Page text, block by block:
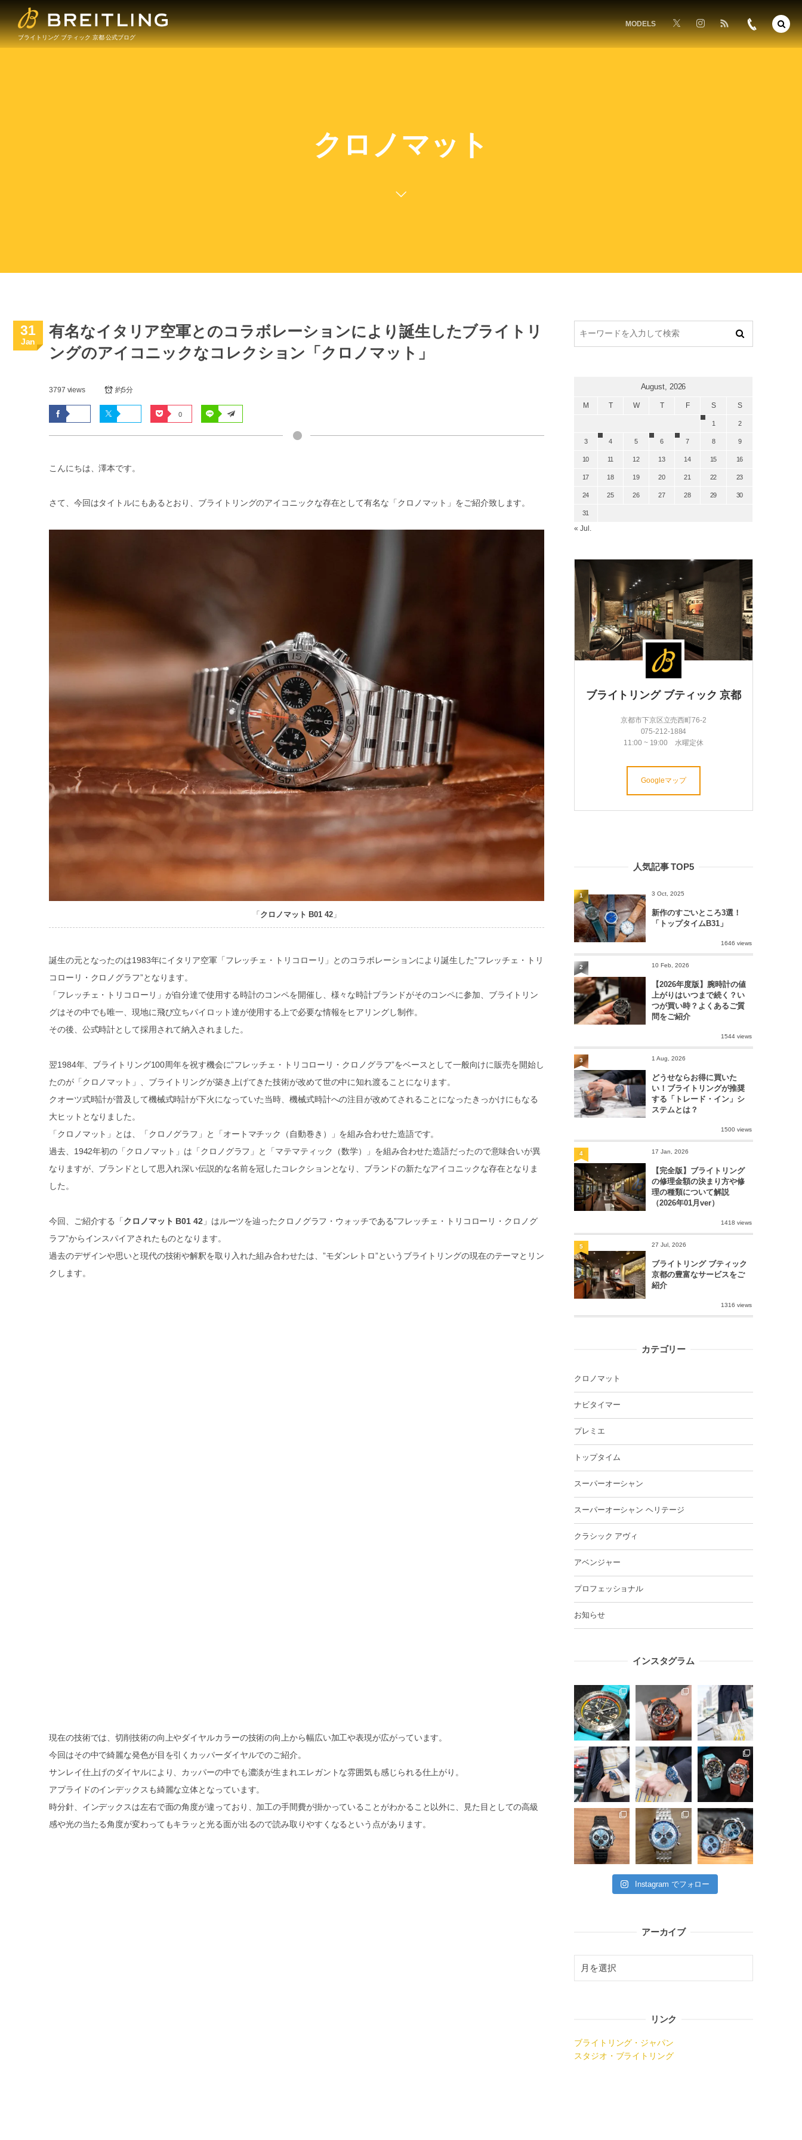
ブライトリング ブティック 京都 公式ブログ
MODELS
クロノマット
31
Jan
有名なイタリア空軍とのコラボレーションにより誕生したブライトリ
ングのアイコニックなコレクション「クロノマット」
3797 views 約5分
0
こんにちは、澤本です。
さて、今回はタイトルにもあるとおり、ブライトリングのアイコニックな存在として有名な「クロノマット」をご紹介致します。
「 クロノマット B01 42」
誕生の元となったのは1983年にイタリア空軍「フレッチェ・トリコローリ」とのコラボレーションにより誕生した”フレッチェ・トリ
コローリ・クロノグラフ”となります。
「フレッチェ・トリコローリ」が自分達で使用する時計のコンペを開催し、様々な時計ブランドがそのコンペに参加、ブライトリン
グはその中でも唯一、現地に飛び立ちパイロット達が使用する上で必要な情報をヒアリングし制作。
その後、公式時計として採用されて納入されました。
翌1984年、ブライトリング100周年を祝す機会に”フレッチェ・トリコローリ・クロノグラフ”をベースとして一般向けに販売を開始し
たのが「クロノマット」、ブライトリングが築き上げてきた技術が改めて世の中に知れ渡ることになります。
クオーツ式時計が普及して機械式時計が下火になっていた当時、機械式時計への注目が改めてされることになったきっかけにもなる
大ヒットとなりました。
「クロノマット」とは、「クロノグラフ」と「オートマチック（自動巻き）」を組み合わせた造語です。
過去、1942年初の「クロノマット」は「クロノグラフ」と「マテマティック（数学）」を組み合わせた造語だったので意味合いが異
なりますが、ブランドとして思入れ深い伝説的な名前を冠したコレクションとなり、ブランドの新たなアイコニックな存在となりま
した。
今回、ご紹介する「クロノマット B01 42」はルーツを辿ったクロノグラフ・ウォッチである”フレッチェ・トリコローリ・クロノグ
ラフ”からインスパイアされたものとなります。
過去のデザインや思いと現代の技術や解釈を取り入れた組み合わせたは、”モダンレトロ”というブライトリングの現在のテーマとリン
クします。
現在の技術では、切削技術の向上やダイヤルカラーの技術の向上から幅広い加工や表現が広がっています。
今回はその中で綺麗な発色が目を引くカッパーダイヤルでのご紹介。
サンレイ仕上げのダイヤルにより、カッパーの中でも濃淡が生まれエレガントな雰囲気も感じられる仕上がり。
アプライドのインデックスも綺麗な立体となっています。
時分針、インデックスは左右で面の角度が違っており、加工の手間費が掛かっていることがわかること以外に、見た目としての高級
感や光の当たる角度が変わってもキラッと光る面が出るので読み取りやすくなるという点があります。
August, 2026
M T W T F S S
1 2
3 4 5 6 7 8 9
10 11 12 13 14 15 16
17 18 19 20 21 22 23
24 25 26 27 28 29 30
31
« Jul.
ブライトリング ブティック 京都
京都市下京区立売西町76-2
075-212-1884
11:00 ~ 19:00 水曜定休
Googleマップ
人気記事 TOP5
3 Oct, 2025
新作のすごいところ3選！
「トップタイムB31」
1646 views
1
10 Feb, 2026
【2026年度版】腕時計の値
上がりはいつまで続く？い
つが買い時？よくあるご質
問をご紹介
1544 views
2
1 Aug, 2026
どうせならお得に買いた
い！ブライトリングが推奨
する「トレード・イン」シ
ステムとは？
1500 views
3
17 Jan, 2026
【完全版】ブライトリング
の修理金額の決まり方や修
理の種類について解説
（2026年01月ver）
1418 views
4
27 Jul, 2026
ブライトリング ブティック
京都の豊富なサービスをご
紹介
1316 views
5
カテゴリー
クロノマット
ナビタイマー
プレミエ
トップタイム
スーパーオーシャン
スーパーオーシャン ヘリテージ
クラシック アヴィ
アベンジャー
プロフェッショナル
お知らせ
インスタグラム
Instagram でフォロー
アーカイブ
リンク
ブライトリング・ジャパン
スタジオ・ブライトリング